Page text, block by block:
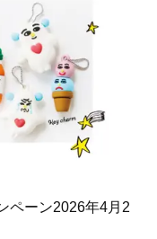
ペーン2026年4月2